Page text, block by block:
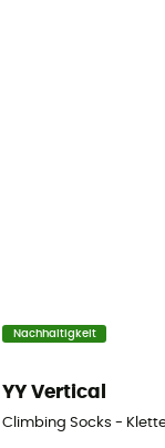
Nachhaltigkeit
YY Vertical
Climbing Socks -